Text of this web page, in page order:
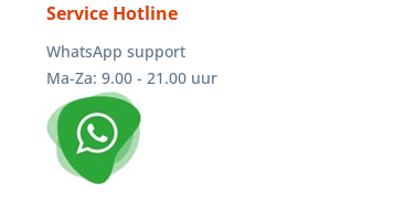
Service Hotline
WhatsApp support
Ma-Za: 9.00 - 21.00 uur